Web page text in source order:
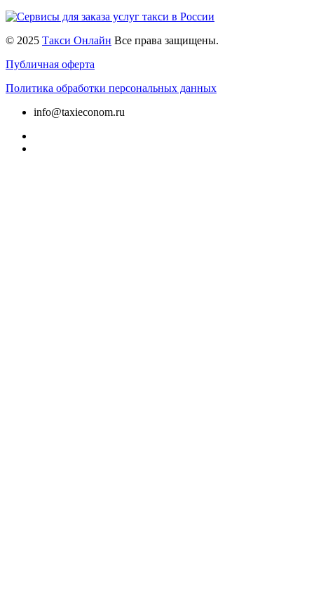
© 2025 Такси Онлайн Все права защищены.
Публичная оферта
Политика обработки персональных данных
info@taxieconom.ru